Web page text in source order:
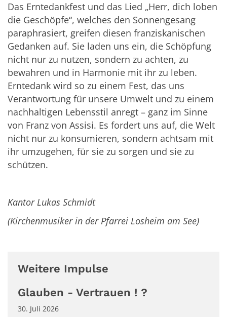
Das Erntedankfest und das Lied „Herr, dich loben
die Geschöpfe“, welches den Sonnengesang
paraphrasiert, greifen diesen franziskanischen
Gedanken auf. Sie laden uns ein, die Schöpfung
nicht nur zu nutzen, sondern zu achten, zu
bewahren und in Harmonie mit ihr zu leben.
Erntedank wird so zu einem Fest, das uns
Verantwortung für unsere Umwelt und zu einem
nachhaltigen Lebensstil anregt – ganz im Sinne
von Franz von Assisi. Es fordert uns auf, die Welt
nicht nur zu konsumieren, sondern achtsam mit
ihr umzugehen, für sie zu sorgen und sie zu
schützen.
Kantor Lukas Schmidt
(Kirchenmusiker in der Pfarrei Losheim am See)
Weitere Impulse
Glauben - Vertrauen ! ?
30. Juli 2026